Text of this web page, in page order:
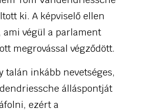
ki. A képviselő ellen
végül a parlament
megrovással végződött.
talán inkább nevetséges,
álláspontját
ezért a